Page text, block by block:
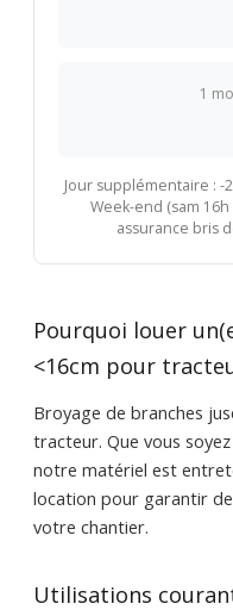
1
Jour supplémentaire : -
Week-end (sam
assurance bris
Pourquoi louer
<16cm pour
Broyage de branches
tracteur. Que vous
notre matériel est
location pour garantir
votre chantier.
Utilisations